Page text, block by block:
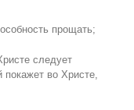
прощать;
следует
покажет во Христе,